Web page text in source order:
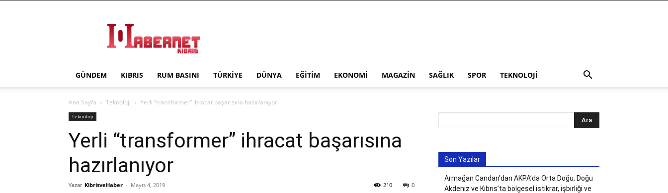
Kıbrıs
GÜNDEM KIBRIS RUM BASINI TÜRKIYE DÜNYA EĞITIM EKONOMI MAGAZIN SAĞLIK SPOR TEKNOLOJI
Ana Sayfa Teknoloji Yerli “transformer” ihracat başarısına hazırlanıyor
Teknoloji
Yerli “transformer” ihracat başarısına
hazırlanıyor
Yazar KibrisveHaber - Mayıs 4, 2019 0
210
Son Yazılar
Armağan Candan’dan AKPA’da Orta Doğu, Doğu
Akdeniz ve Kıbrıs’ta bölgesel istikrar, işbirliği ve